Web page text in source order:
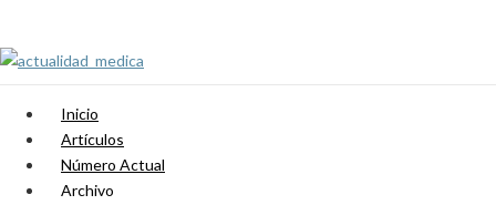
Inicio
Artículos
Número Actual
Archivo